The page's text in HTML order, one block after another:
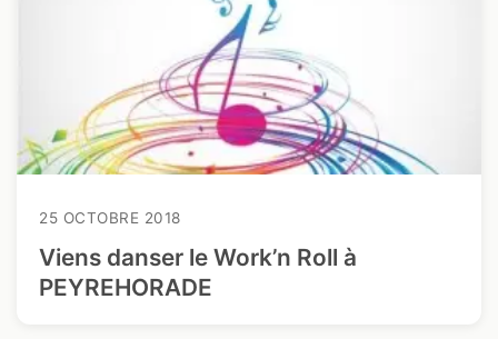
25 OCTOBRE 2018
Viens danser le Work’n Roll à
PEYREHORADE